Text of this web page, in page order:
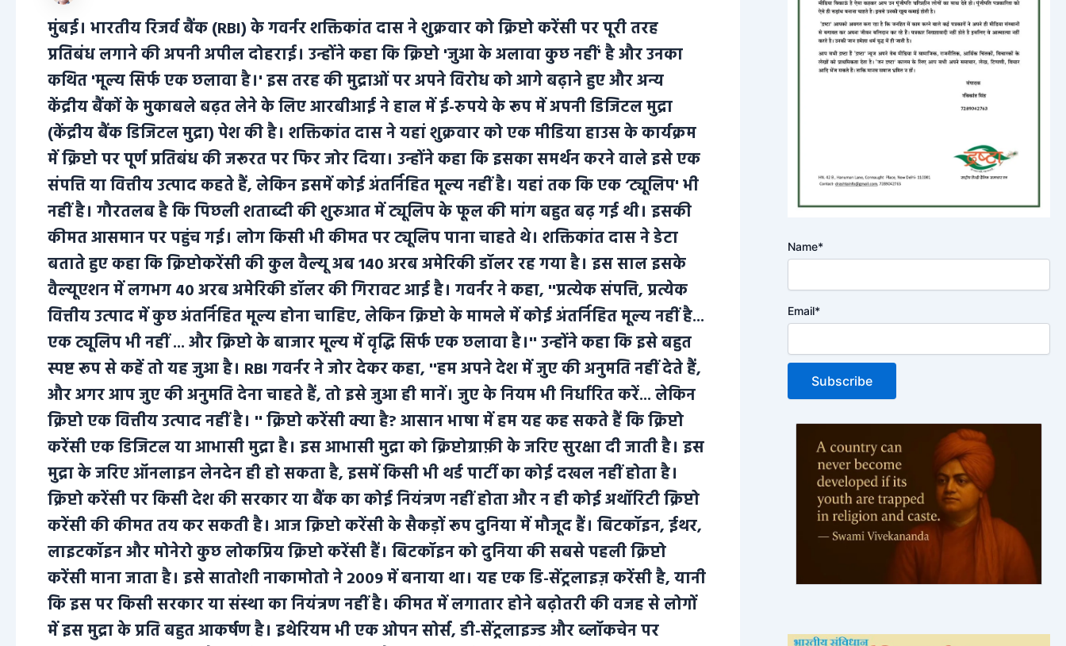
मुंबई। भारतीय रिजर्व बैंक (RBI) के गवर्नर शक्तिकांत दास ने शुक्रवार को क्रिप्टो करेंसी पर पूरी तरह
प्रतिबंध लगाने की अपनी अपील दोहराई। उन्होंने कहा कि क्रिप्टो 'जुआ के अलावा कुछ नहीं' है और उनका
कथित 'मूल्य सिर्फ एक छलावा है।' इस तरह की मुद्राओं पर अपने विरोध को आगे बढ़ाने हुए और अन्य
केंद्रीय बैंकों के मुकाबले बढ़त लेने के लिए आरबीआई ने हाल में ई-रुपये के रूप में अपनी डिजिटल मुद्रा
(केंद्रीय बैंक डिजिटल मुद्रा) पेश की है। शक्तिकांत दास ने यहां शुक्रवार को एक मीडिया हाउस के कार्यक्रम
में क्रिप्टो पर पूर्ण प्रतिबंध की जरूरत पर फिर जोर दिया। उन्होंने कहा कि इसका समर्थन करने वाले इसे एक
संपत्ति या वित्तीय उत्पाद कहते हैं, लेकिन इसमें कोई अंतर्निहित मूल्य नहीं है। यहां तक कि एक ‘ट्यूलिप' भी
नहीं है। गौरतलब है कि पिछली शताब्दी की शुरुआत में ट्यूलिप के फूल की मांग बहुत बढ़ गई थी। इसकी
कीमत आसमान पर पहुंच गई। लोग किसी भी कीमत पर ट्यूलिप पाना चाहते थे। शक्तिकांत दास ने डेटा
बताते हुए कहा कि क्रिप्टोकरेंसी की कुल वैल्यू अब 140 अरब अमेरिकी डॉलर रह गया है। इस साल इसके
वैल्यूएशन में लगभग 40 अरब अमेरिकी डॉलर की गिरावट आई है। गवर्नर ने कहा, ''प्रत्येक संपत्ति, प्रत्येक
वित्तीय उत्पाद में कुछ अंतर्निहित मूल्य होना चाहिए, लेकिन क्रिप्टो के मामले में कोई अंतर्निहित मूल्य नहीं है...
एक ट्यूलिप भी नहीं ... और क्रिप्टो के बाजार मूल्य में वृद्धि सिर्फ एक छलावा है।'' उन्होंने कहा कि इसे बहुत
स्पष्ट रूप से कहें तो यह जुआ है। RBI गवर्नर ने जोर देकर कहा, ''हम अपने देश में जुए की अनुमति नहीं देते हैं,
और अगर आप जुए की अनुमति देना चाहते हैं, तो इसे जुआ ही मानें। जुए के नियम भी निर्धारित करें... लेकिन
क्रिप्टो एक वित्तीय उत्पाद नहीं है। '' क्रिप्टो करेंसी क्या है? आसान भाषा में हम यह कह सकते हैं कि क्रिप्टो
करेंसी एक डिजिटल या आभासी मुद्रा है। इस आभासी मुद्रा को क्रिप्टोग्राफ़ी के जरिए सुरक्षा दी जाती है। इस
मुद्रा के जरिए ऑनलाइन लेनदेन ही हो सकता है, इसमें किसी भी थर्ड पार्टी का कोई दखल नहीं होता है।
क्रिप्टो करेंसी पर किसी देश की सरकार या बैंक का कोई नियंत्रण नहीं होता और न ही कोई अथॉरिटी क्रिप्टो
करेंसी की कीमत तय कर सकती है। आज क्रिप्टो करेंसी के सैकड़ों रूप दुनिया में मौजूद हैं। बिटकॉइन, ईथर,
लाइटकॉइन और मोनेरो कुछ लोकप्रिय क्रिप्टो करेंसी हैं। बिटकॉइन को दुनिया की सबसे पहली क्रिप्टो
करेंसी माना जाता है। इसे सातोशी नाकामोतो ने 2009 में बनाया था। यह एक डि-सेंट्रलाइज़ करेंसी है, यानी
कि इस पर किसी सरकार या संस्था का नियंत्रण नहीं है। कीमत में लगातार होने बढ़ोतरी की वजह से लोगों
में इस मुद्रा के प्रति बहुत आकर्षण है। इथेरियम भी एक ओपन सोर्स, डी-सेंट्रलाइज्ड और ब्लॉकचेन पर
Name*
Email*